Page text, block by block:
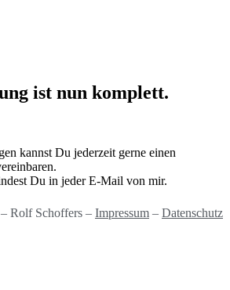
ist nun komplett.
kannst Du jederzeit gerne einen
Du in jeder E-Mail von mir.​
Rolf Schoffers – Impressum – Datenschutz